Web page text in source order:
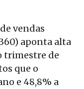
vendas
aponta alta
trimestre de
que o
e 48,8% a